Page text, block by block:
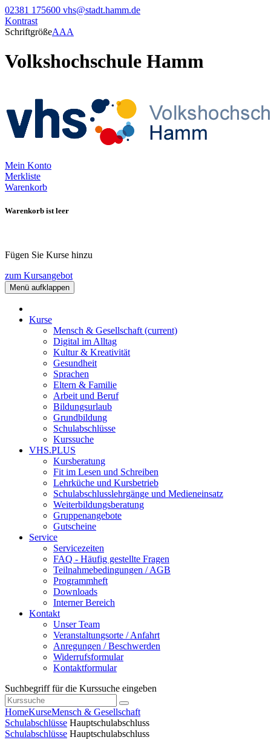
02381 175600 vhs@stadt.hamm.de
Kontrast
SchriftgrößeAAA
Volkshochschule Hamm
Mein Konto
Merkliste
Warenkorb
Warenkorb ist leer
Fügen Sie Kurse hinzu
zum Kursangebot
Menü aufklappen
Kurse
Mensch & Gesellschaft (current)
Digital im Alltag
Kultur & Kreativität
Gesundheit
Sprachen
Eltern & Familie
Arbeit und Beruf
Bildungsurlaub
Grundbildung
Schulabschlüsse
Kurssuche
VHS.PLUS
Kursberatung
Fit im Lesen und Schreiben
Lehrküche und Kursbetrieb
Schulabschlusslehrgänge und Medieneinsatz
Weiterbildungsberatung
Gruppenangebote
Gutscheine
Service
Servicezeiten
FAQ - Häufig gestellte Fragen
Teilnahmebedingungen / AGB
Programmheft
Downloads
Interner Bereich
Kontakt
Unser Team
Veranstaltungsorte / Anfahrt
Anregungen / Beschwerden
Widerrufsformular
Kontaktformular
Suchbegriff für die Kurssuche eingeben
HomeKurseMensch & Gesellschaft
Schulabschlüsse Hauptschulabschluss
Schulabschlüsse Hauptschulabschluss